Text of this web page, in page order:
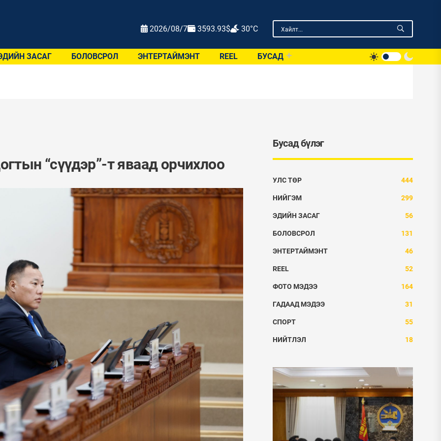
2026/08/7 3593.93$ 30°C
ЗАСАГ БОЛОВСРОЛ ЭНТЕРТАЙМЭНТ REEL БУСАД
“сүүдэр”-т яваад орчихлоо
Бусад бүлэг
УЛС ТӨР 444
НИЙГЭМ 299
ЭДИЙН ЗАСАГ 56
БОЛОВСРОЛ 131
ЭНТЕРТАЙМЭНТ 46
REEL 52
ФОТО МЭДЭЭ 164
ГАДААД МЭДЭЭ 31
СПОРТ 55
НИЙТЛЭЛ 18
ФОТО МЭДЭЭ